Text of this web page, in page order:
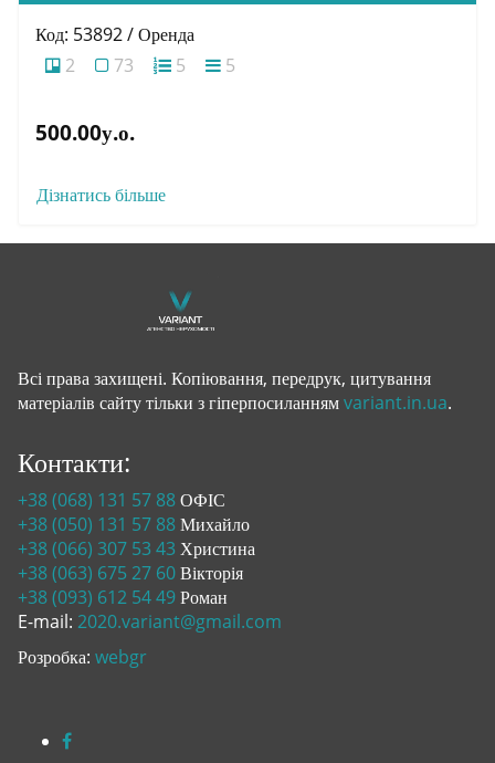
Код: 53892 / Оренда
2
73 5 5
500.00у.о.
Дізнатись більше
Всі права захищені. Копіювання, передрук, цитування
матеріалів сайту тільки з гіперпосиланнямvariant.in.ua.
Контакти:
+38 (068) 131 57 88ОФІС
+38 (050) 131 57 88Михайло
+38 (066) 307 53 43 Христина
+38 (063) 675 27 60Вікторія
+38 (093) 612 54 49Роман
E-mail: 2020.variant@gmail.com
Розробка: webgr